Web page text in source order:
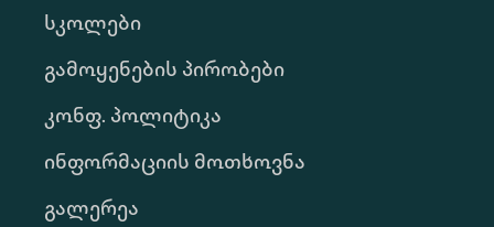
Სკოლები
Გამოყენების Პირობები
Კონფ. Პოლიტიკა
Ინფორმაციის Მოთხოვნა
Გალერეა